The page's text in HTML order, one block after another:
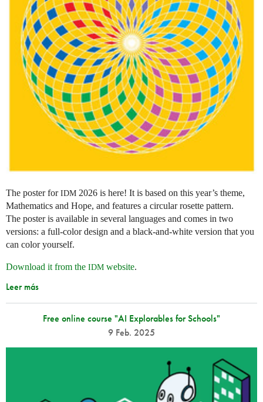
The poster forIDM 2026 is here! It is based on this year’s theme,
Mathematics and Hope, and features a circular rosette pattern.
The poster is available in several languages and comes in two
versions: a full-color design and a black-and-white version that you
can color yourself.
Download it from the IDM website.
Leer más
Free online course "AI Explorables for Schools"
9 Feb. 2025